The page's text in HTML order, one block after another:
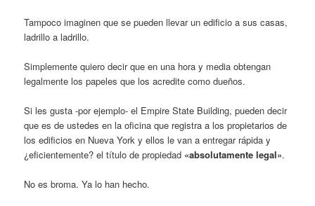
Tampoco imaginen que se pueden llevar un edificio a sus casas,
ladrillo a ladrillo.
Simplemente quiero decir que en una hora y media obtengan
legalmente los papeles que los acredite como dueños.
Si les gusta -por ejemplo- el Empire State Building, pueden decir
que es de ustedes en la oficina que registra a los propietarios de
los edificios en Nueva York y ellos le van a entregar rápida y
¿eficientemente? el título de propiedad «absolutamente legal».
No es broma. Ya lo han hecho.